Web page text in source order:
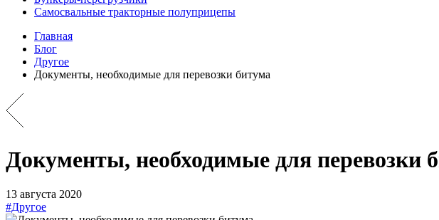
Самосвальные тракторные полуприцепы
Главная
Блог
Другое
Документы, необходимые для перевозки битума
Документы, необходимые для перевозки
13 августа 2020
#Другое